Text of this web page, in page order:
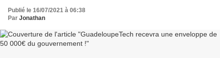
Publié le 16/07/2021 à 06:38
Par Jonathan